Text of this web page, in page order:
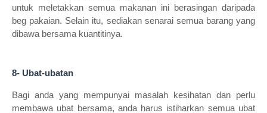
untuk meletakkan semua makanan ini berasingan daripada
beg pakaian. Selain itu, sediakan senarai semua barang yang
dibawa bersama kuantitinya.
8- Ubat-ubatan
Bagi anda yang mempunyai masalah kesihatan dan perlu
membawa ubat bersama, anda harus istiharkan semua ubat